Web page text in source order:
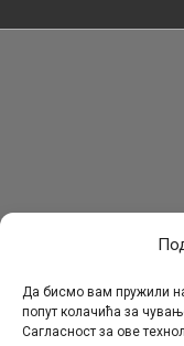
Да бисмо вам пружили
попут колачића за
Сагласност за ове